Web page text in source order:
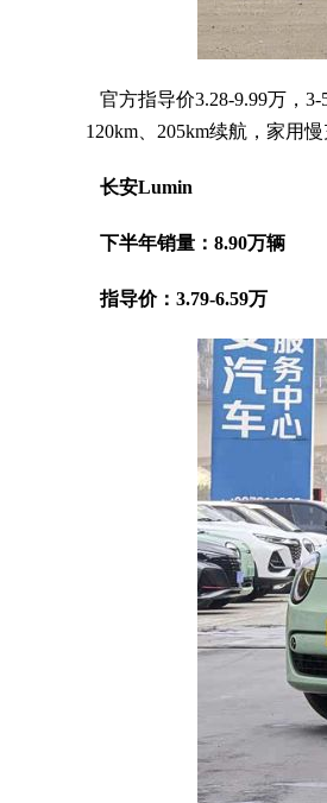
官方指导价3.28-9.99万，
120km、205km续航，家用
长安Lumin
下半年销量：8.90万辆
指导价：3.79-6.59万